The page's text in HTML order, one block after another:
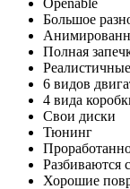
Большое
Полная
6 видов
4 вида
Свои диски
Тюнинг
Разбиваются
Хорошие